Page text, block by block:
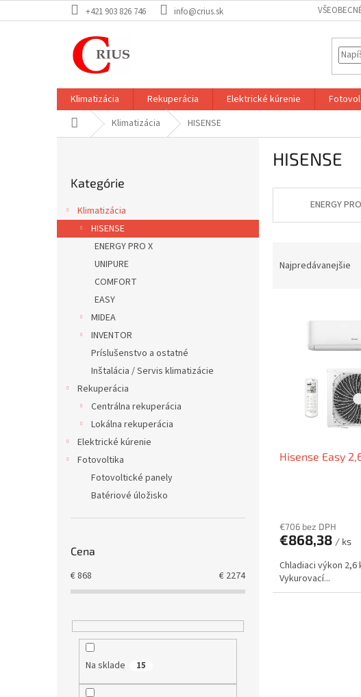
na
+421 903 826 746 info@crius.sk
Klimatizácia Rekuperácia Elektrické kúrenie
DomovKlimatizácia HISENSE
p
a
kategórie
Kategórie
Klimatizácia
HISENSE
ENERGY PRO X
UNIPURE
COMFORT
EASY
MIDEA
INVENTOR
Príslušenstvo a ostatné
Inštalácia / Servis klimatizácie
Rekuperácia
Centrálna rekuperácia
Lokálna rekuperácia
Elektrické kúrenie
Fotovoltika
Fotovoltické panely
Batériové úložisko
Cena
€868 € 2274
Na sklade 15
HISENSE
ENERGY
Najpredávanejšie
Hisense Easy
€706 bez DPH
€868,38 / ks
Chladiaci výkon 2,6
Vykurovací...